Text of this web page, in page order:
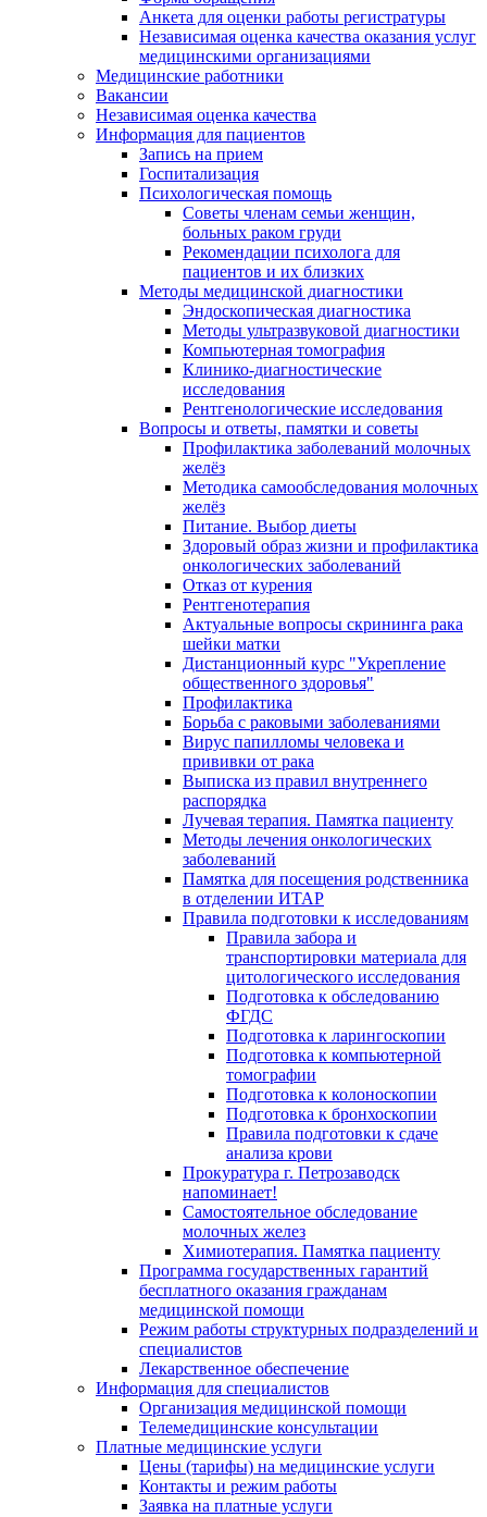
Анкета для оценки работы регистратуры
Независимая оценка качества оказания услуг
медицинскими организациями
Медицинские работники
Вакансии
Независимая оценка качества
Информация для пациентов
Запись на прием
Госпитализация
Психологическая помощь
Советы членам семьи женщин,
больных раком груди
Рекомендации психолога для
пациентов и их близких
Методы медицинской диагностики
Эндоскопическая диагностика
Методы ультразвуковой диагностики
Компьютерная томография
Клинико-диагностические
исследования
Рентгенологические исследования
Вопросы и ответы, памятки и советы
Профилактика заболеваний молочных
желёз
Методика самообследования молочных
желёз
Питание. Выбор диеты
Здоровый образ жизни и профилактика
онкологических заболеваний
Отказ от курения
Рентгенотерапия
Актуальные вопросы скрининга рака
шейки матки
Дистанционный курс "Укрепление
общественного здоровья"
Профилактика
Борьба с раковыми заболеваниями
Вирус папилломы человека и
прививки от рака
Выписка из правил внутреннего
распорядка
Лучевая терапия. Памятка пациенту
Методы лечения онкологических
заболеваний
Памятка для посещения родственника
в отделении ИТАР
Правила подготовки к исследованиям
Правила забора и
транспортировки материала для
цитологического исследования
Подготовка к обследованию
ФГДС
Подготовка к ларингоскопии
Подготовка к компьютерной
томографии
Подготовка к колоноскопии
Подготовка к бронхоскопии
Правила подготовки к сдаче
анализа крови
Прокуратура г. Петрозаводск
напоминает!
Самостоятельное обследование
молочных желез
Химиотерапия. Памятка пациенту
Программа государственных гарантий
бесплатного оказания гражданам
медицинской помощи
Режим работы структурных подразделений и
специалистов
Лекарственное обеспечение
Информация для специалистов
Организация медицинской помощи
Телемедицинские консультации
Платные медицинские услуги
Цены (тарифы) на медицинские услуги
Контакты и режим работы
Заявка на платные услуги